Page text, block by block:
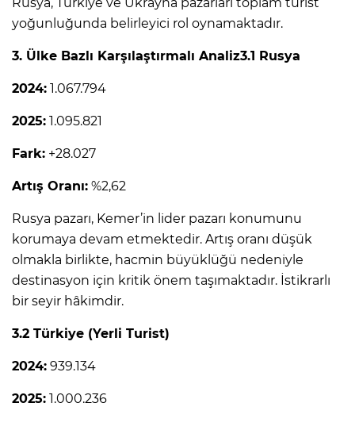
yoğunluğunda belirleyici rol oynamaktadır.
3. Ülke Bazlı Karşılaştırmalı Analiz3.1 Rusya
2024: 1.067.794
2025: 1.095.821
Fark: +28.027
Artış Oranı: %2,62
Rusya pazarı, Kemer’in lider pazarı konumunu
korumaya devam etmektedir. Artış oranı düşük
olmakla birlikte, hacmin büyüklüğü nedeniyle
destinasyon için kritik önem taşımaktadır. İstikrarlı
bir seyir hâkimdir.
3.2 Türkiye (Yerli Turist)
2024: 939.134
2025: 1.000.236